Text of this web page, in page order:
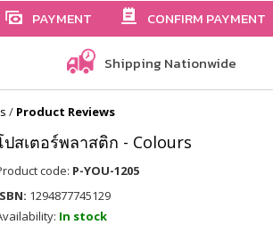
PAYMENT CONFIRM PAYMENT
Shipping Nationwide
/ Product Reviews
ปสเตอร์พลาสติก - Colours
code: P-YOU-1205
1294877745129
In stock